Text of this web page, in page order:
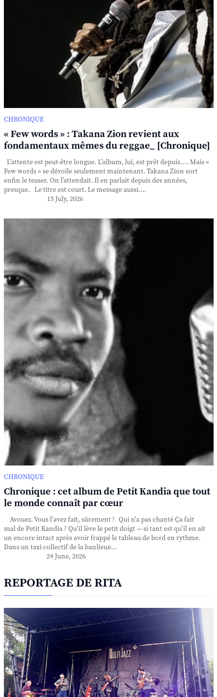
CHRONIQUE
« Few words » : Takana Zion revient aux
fondamentaux mêmes du reggae_ [Chronique]
L’attente est peut-être longue. L’album, lui, est prêt depuis…. Mais «
Few words » se dévoile seulement maintenant. Takana Zion sort
enfin le teaser. On l’attendait. Il en parlait depuis des années,
presque. Le titre est court. Le message aussi....
15 July, 2026
CHRONIQUE
Chronique : cet album de Petit Kandia que tout
le monde connaît par cœur
Avouez. Vous l'avez fait, sûrement ! Qui n'a pas chanté Ça fait
mal de Petit Kandia ? Qu'il lève le petit doigt — si tant est qu'il en ait
un encore intact après avoir frappé le tableau de bord en rythme.
Dans un taxi collectif de la banlieue...
24 June, 2026
REPORTAGE DE RITA